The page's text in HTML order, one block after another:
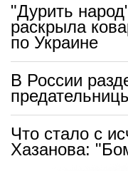
"Дурить
раскрыла
по Украине
В России
Что стало с
Хазанова: